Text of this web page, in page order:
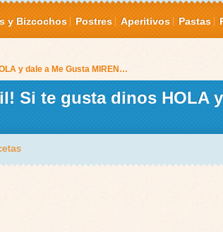
y Bizcochos Postres Aperitivos Pastas
y dale a Me Gusta MIREN…
Si te gusta dinos HOLA